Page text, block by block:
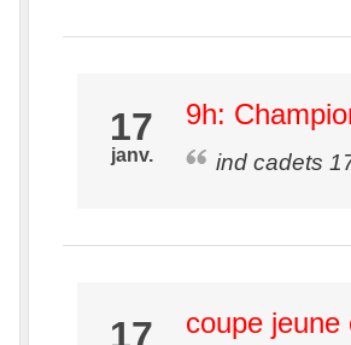
17
janv.
9h:
ind cadets
17 coupe jeune